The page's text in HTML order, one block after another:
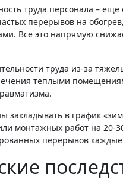
труда персонала –
перерывов на
Все это напрямую
труда из-за
теплыми
закладывать в график
монтажных работ на 20-
перерывов